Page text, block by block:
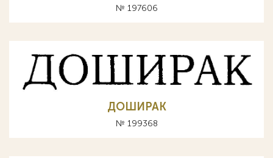
№ 197606
ДОШИРАК
№ 199368